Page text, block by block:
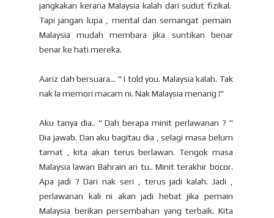
jangkakan kerana Malaysia kalah dari sudut fizikal.
Tapi jangan lupa , mental dan semangat pemain
Malaysia mudah membara jika suntikan benar
benar ke hati mereka.
Aariz dah bersuara... " I told you. Malaysia kalah. Tak
nak la memori macam ni. Nak Malaysia menang !"
Aku tanya dia.. " Dah berapa minit perlawanan ? "
Dia jawab. Dan aku bagitau dia , selagi masa belum
tamat , kita akan terus berlawan. Tengok masa
Malaysia lawan Bahrain ari tu.. Minit terakhir bocor.
Apa jadi ? Dari nak seri , terus jadi kalah. Jadi ,
perlawanan kali ni akan jadi hebat jika pemain
Malaysia berikan persembahan yang terbaik. Kita